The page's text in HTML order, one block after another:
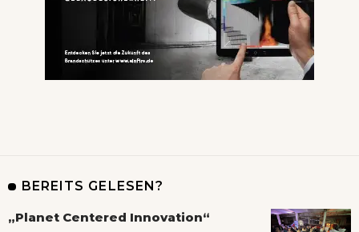
BEREITS GELESEN?
„Planet Centered Innovation“